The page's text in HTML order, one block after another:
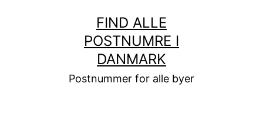
FIND ALLE
POSTNUMRE I
DANMARK
Postnummer for alle byer